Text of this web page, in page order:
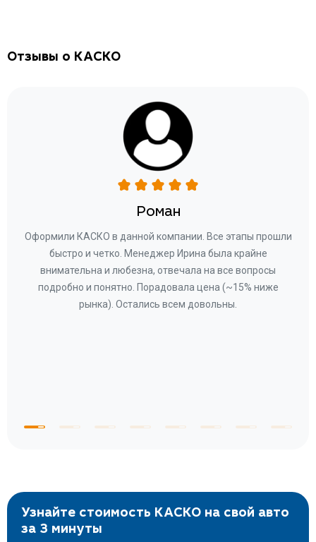
Отзывы о КАСКО
Роман
Оформили КАСКО в данной компании. Все этапы прошли
быстро и четко. Менеджер Ирина была крайне
внимательна и любезна, отвечала на все вопросы
подробно и понятно. Порадовала цена (~15% ниже
рынка). Остались всем довольны.
Узнайте стоимость КАСКО на свой авто
за 3 минуты